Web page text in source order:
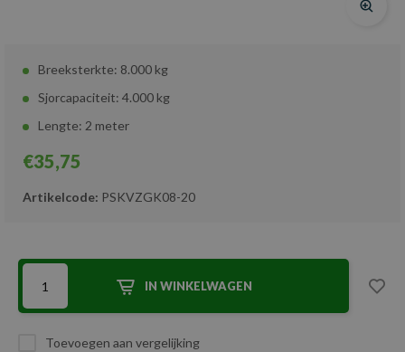
Breeksterkte: 8.000 kg
Sjorcapaciteit: 4.000 kg
Lengte: 2 meter
€35,75
Artikelcode: PSKVZGK08-20
IN WINKELWAGEN
Toevoegen aan vergelijking